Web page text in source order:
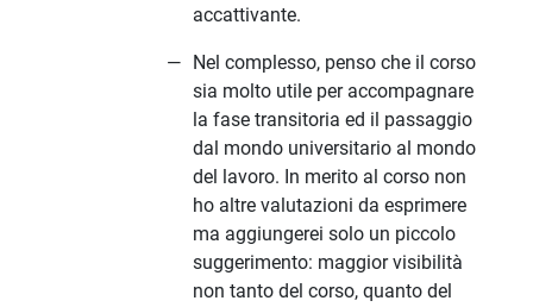
accattivante.
Nel complesso, penso che il corso
sia molto utile per accompagnare
la fase transitoria ed il passaggio
dal mondo universitario al mondo
del lavoro. In merito al corso non
ho altre valutazioni da esprimere
ma aggiungerei solo un piccolo
suggerimento: maggior visibilità
non tanto del corso, quanto del